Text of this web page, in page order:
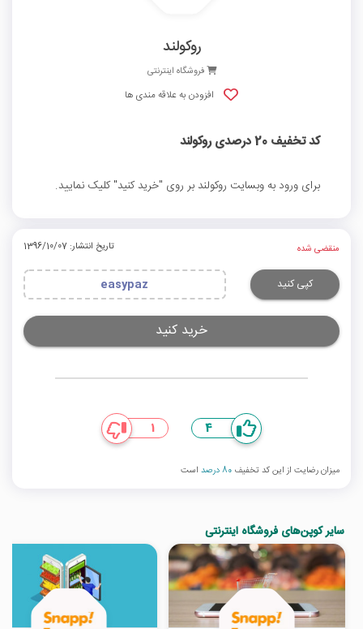
روکولند
فروشگاه اینترنتی
افزودن به علاقه مندی ها
کد تخفیف 20 درصدی روکولند
برای ورود به وبسایت روکولند بر روی "خرید کنید" کلیک نمایید.
منقضی شده تاریخ انتشار: 1396/10/07
کپی کنید easypaz
خرید کنید
4
1
میزان رضایت از این کد تخفیف 80 درصد است
سایر کوپن‌های فروشگاه اینترنتی